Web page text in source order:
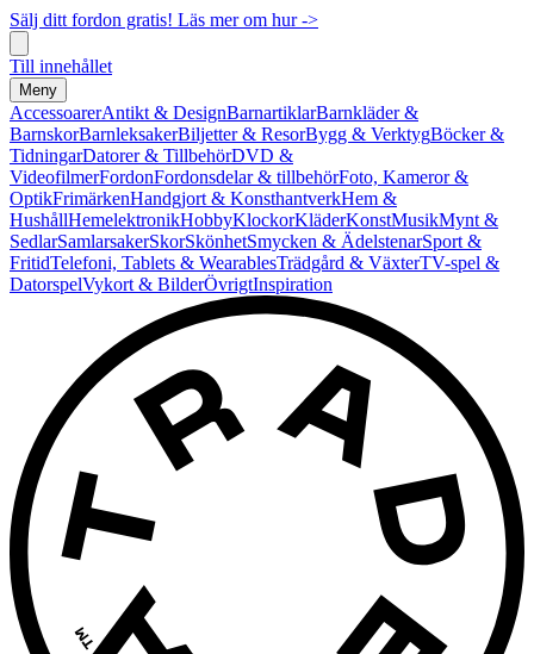
Sälj ditt fordon gratis! Läs mer om hur ->
Till innehållet
Meny
AccessoarerAntikt & DesignBarnartiklarBarnkläder &
BarnskorBarnleksakerBiljetter & ResorBygg & VerktygBöcker &
TidningarDatorer & TillbehörDVD &
VideofilmerFordonFordonsdelar & tillbehörFoto, Kameror &
OptikFrimärkenHandgjort & KonsthantverkHem &
HushållHemelektronikHobbyKlockorKläderKonstMusikMynt &
SedlarSamlarsakerSkorSkönhetSmycken & ÄdelstenarSport &
FritidTelefoni, Tablets & WearablesTrädgård & VäxterTV-spel &
DatorspelVykort & BilderÖvrigtInspiration